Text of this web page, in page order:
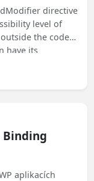
directive
level of
the code-
have its
article!
Binding
aplikacích